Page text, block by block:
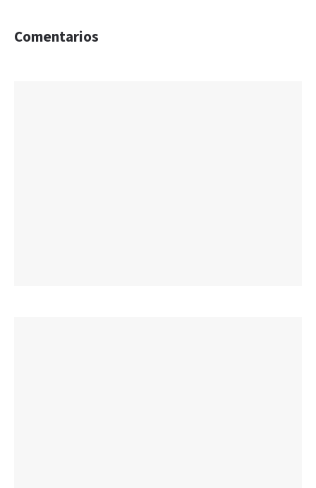
Comentarios